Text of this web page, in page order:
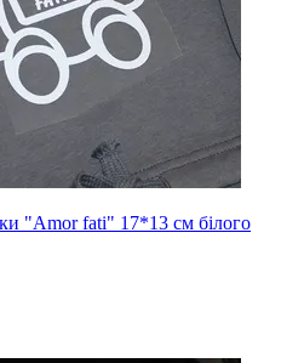
"Amor fati" 17*13 см білого